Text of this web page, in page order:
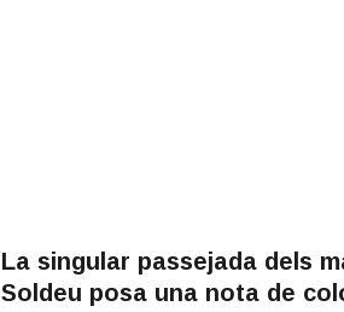
La singular passejada dels
Soldeu posa una nota de